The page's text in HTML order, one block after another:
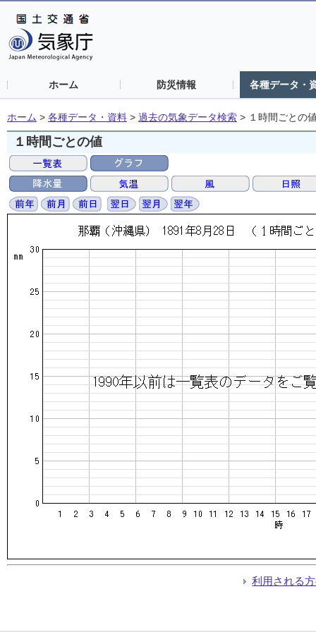
ホーム 防災情報 各種データ・
ホーム > 各種データ・資料 > 過去の気象データ検索 > １時間ごとの
１時間ごとの値
利用される